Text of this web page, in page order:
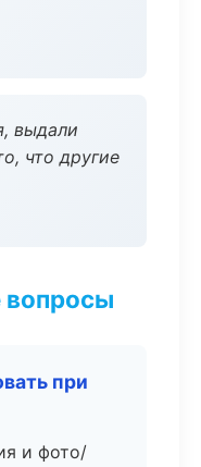
выдали
что другие
вопросы
при
и фото/